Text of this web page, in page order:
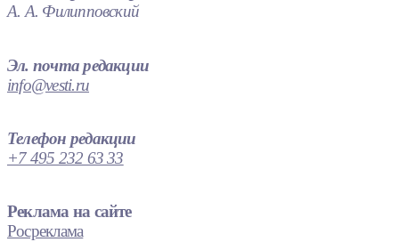
А. А. Филипповский
Эл. почта редакции
info@vesti.ru
Телефон редакции
+7 495 232 63 33
Реклама на сайте
Росреклама